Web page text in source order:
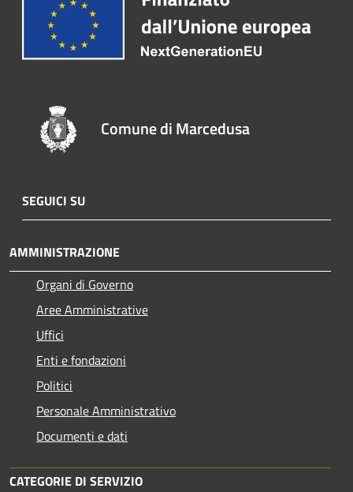
Comune di Marcedusa
SEGUICI SU
AMMINISTRAZIONE
Organi di Governo
Aree Amministrative
Uffici
Enti e fondazioni
Politici
Personale Amministrativo
Documenti e dati
CATEGORIE DI SERVIZIO